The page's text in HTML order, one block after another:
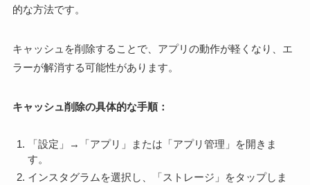
的な方法です。
キャッシュを削除することで、アプリの動作が軽くなり、エ
ラーが解消する可能性があります。
キャッシュ削除の具体的な手順：
「設定」→「アプリ」または「アプリ管理」を開きま
す。
インスタグラムを選択し、「ストレージ」をタップしま